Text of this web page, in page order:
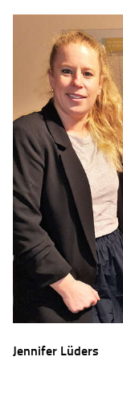
Jennifer Lüders